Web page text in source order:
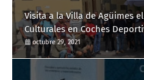
Visita a la Villa de Agüimes el
Culturales en Coches
octubre 29, 2021